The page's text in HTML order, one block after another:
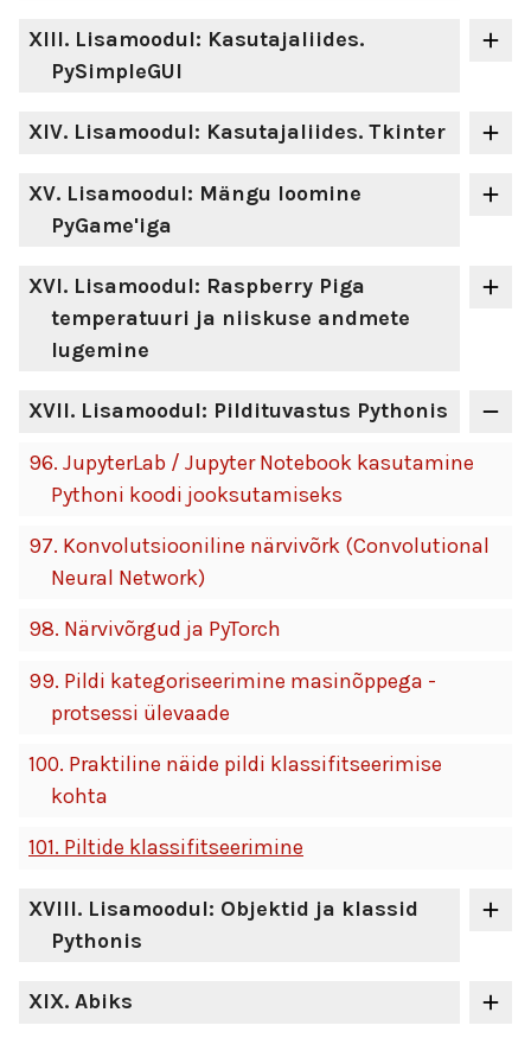
XIII. Lisamoodul: Kasutajaliides.
PySimpleGUI
XIV. Lisamoodul: Kasutajaliides. Tkinter
XV. Lisamoodul: Mängu loomine
PyGame'iga
XVI. Lisamoodul: Raspberry Piga
temperatuuri ja niiskuse andmete
lugemine
XVII. Lisamoodul: Pildituvastus Pythonis
96. JupyterLab / Jupyter Notebook kasutamine
Pythoni koodi jooksutamiseks
97. Konvolutsiooniline närvivõrk (Convolutional
Neural Network)
98. Närvivõrgud ja PyTorch
99. Pildi kategoriseerimine masinõppega -
protsessi ülevaade
100. Praktiline näide pildi klassifitseerimise
kohta
101. Piltide klassifitseerimine
XVIII. Lisamoodul: Objektid ja klassid
Pythonis
XIX. Abiks